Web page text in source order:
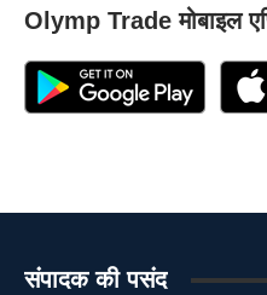
Olymp Trade मोबाइल
संपादक की पसंद